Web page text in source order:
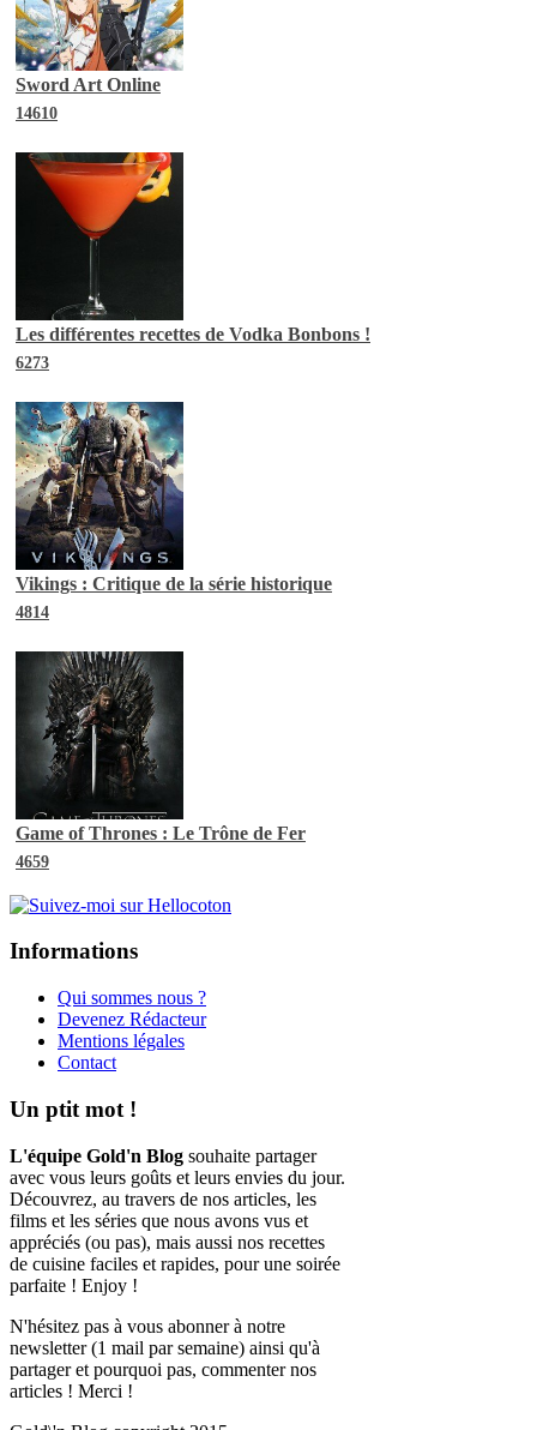
Sword Art Online
14610
Les différentes recettes de Vodka Bonbons !
6273
Vikings : Critique de la série historique
4814
Game of Thrones : Le Trône de Fer
4659
Informations
Qui sommes nous ?
Devenez Rédacteur
Mentions légales
Contact
Un ptit mot !
L'équipe Gold'n Blog souhaite partager
avec vous leurs goûts et leurs envies du jour.
Découvrez, au travers de nos articles, les
films et les séries que nous avons vus et
appréciés (ou pas), mais aussi nos recettes
de cuisine faciles et rapides, pour une soirée
parfaite ! Enjoy !
N'hésitez pas à vous abonner à notre
newsletter (1 mail par semaine) ainsi qu'à
partager et pourquoi pas, commenter nos
articles ! Merci !